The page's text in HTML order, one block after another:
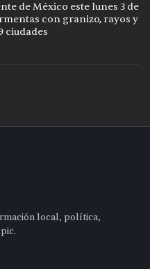
de México este lunes 3 de
con granizo, rayos y
ciudades
local, política,